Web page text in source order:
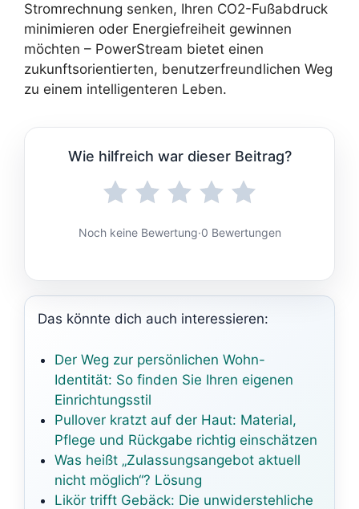
Stromrechnung senken, Ihren CO2-Fußabdruck
minimieren oder Energiefreiheit gewinnen
möchten – PowerStream bietet einen
zukunftsorientierten, benutzerfreundlichen Weg
zu einem intelligenteren Leben.
Wie hilfreich war dieser Beitrag?
Noch keine Bewertung·0 Bewertungen
Das könnte dich auch interessieren:
Der Weg zur persönlichen Wohn-
Identität: So finden Sie Ihren eigenen
Einrichtungsstil
Pullover kratzt auf der Haut: Material,
Pflege und Rückgabe richtig einschätzen
Was heißt „Zulassungsangebot aktuell
nicht möglich“? Lösung
Likör trifft Gebäck: Die unwiderstehliche